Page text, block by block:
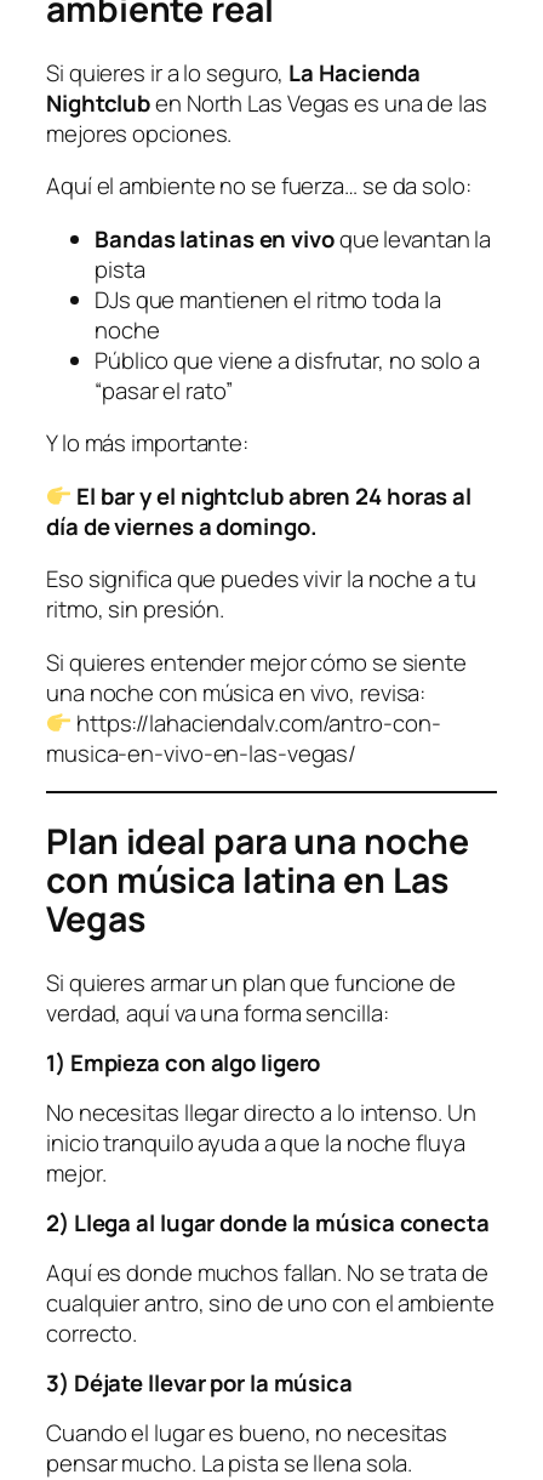
Si quieres ir a lo seguro, La Hacienda
Nightcluben North Las Vegas es una de las
mejores opciones.
Aquí el ambiente no se fuerza… se da solo:
Bandas latinas en vivoque levantan la
pista
DJs que mantienen el ritmo toda la
noche
Público que viene a disfrutar, no solo a
“pasar el rato”
Y lo más importante:
El bar y el nightclub abren 24 horas al
día de viernes a domingo.
Eso significa que puedes vivir la noche a tu
ritmo, sin presión.
Si quieres entender mejor cómo se siente
una noche con música en vivo, revisa:
https://lahaciendalv.com/antro-con-
musica-en-vivo-en-las-vegas/
Plan ideal para una noche
con música latina en Las
Vegas
Si quieres armar un plan que funcione de
verdad, aquí va una forma sencilla:
1) Empieza con algo ligero
No necesitas llegar directo a lo intenso. Un
inicio tranquilo ayuda a que la noche fluya
mejor.
2) Llega al lugar donde la música conecta
Aquí es donde muchos fallan. No se trata de
cualquier antro, sino de uno con el ambiente
correcto.
3) Déjate llevar por la música
Cuando el lugar es bueno, no necesitas
pensar mucho. La pista se llena sola.